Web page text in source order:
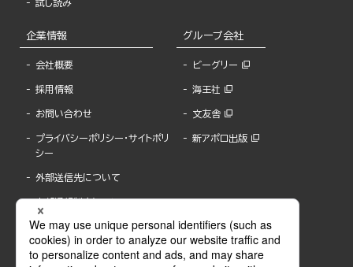
試し読み
企業情報
会社概要
採用情報
お問い合わせ
プライバシーポリシー・サイトポリ
シー
外部送信先について
内部通報制度について
グループ会社
ビーグリー
海王社
文友舎
新アポロ出版